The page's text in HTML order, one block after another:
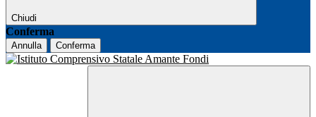
Chiudi
Conferma
Annulla Conferma